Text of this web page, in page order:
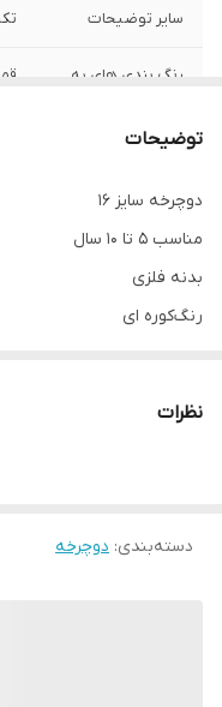
سایر توضیحات
رنگ بندی های به
لوازم
توضیحات
دوچرخه سایز ۱۶
مناسب ۵ تا ۱۰ سال
بدنه فلزی
رنگ‌کوره ای
نظرات
دسته‌بندی: دوچرخه